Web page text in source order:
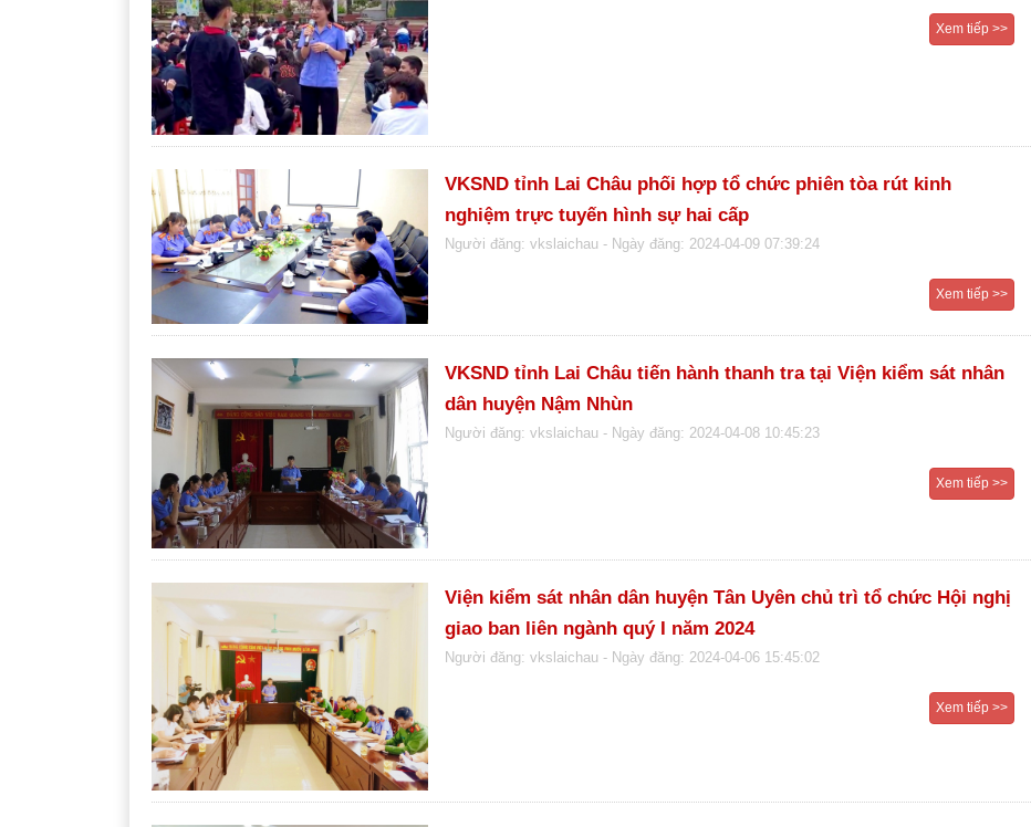
Xem tiếp >>
VKSND tỉnh Lai Châu phối hợp tổ chức phiên tòa rút kinh
nghiệm trực tuyến hình sự hai cấp
Người đăng: vkslaichau - Ngày đăng: 2024-04-09 07:39:24
Xem tiếp >>
VKSND tỉnh Lai Châu tiến hành thanh tra tại Viện kiểm sát nhân
dân huyện Nậm Nhùn
Người đăng: vkslaichau - Ngày đăng: 2024-04-08 10:45:23
Xem tiếp >>
Viện kiểm sát nhân dân huyện Tân Uyên chủ trì tổ chức Hội nghị
giao ban liên ngành quý I năm 2024
Người đăng: vkslaichau - Ngày đăng: 2024-04-06 15:45:02
Xem tiếp >>